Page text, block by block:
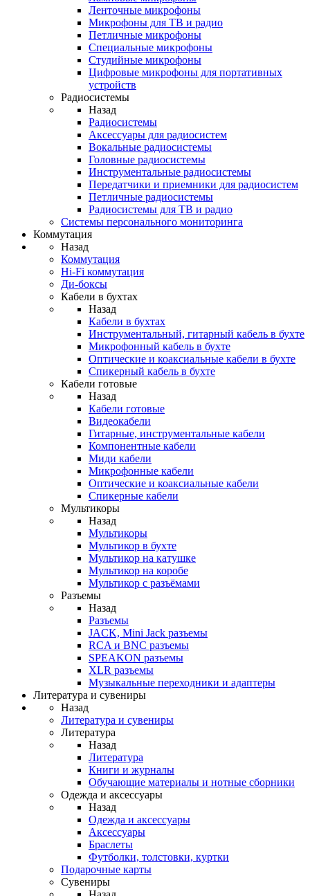
Ленточные микрофоны
Микрофоны для ТВ и радио
Петличные микрофоны
Специальные микрофоны
Студийные микрофоны
Цифровые микрофоны для портативных
устройств
Радиосистемы
Назад
Радиосистемы
Аксессуары для радиосистем
Вокальные радиосистемы
Головные радиосистемы
Инструментальные радиосистемы
Передатчики и приемники для радиосистем
Петличные радиосистемы
Радиосистемы для ТВ и радио
Системы персонального мониторинга
Коммутация
Назад
Коммутация
Hi-Fi коммутация
Ди-боксы
Кабели в бухтах
Назад
Кабели в бухтах
Инструментальный, гитарный кабель в бухте
Микрофонный кабель в бухте
Оптические и коаксиальные кабели в бухте
Спикерный кабель в бухте
Кабели готовые
Назад
Кабели готовые
Видеокабели
Гитарные, инструментальные кабели
Компонентные кабели
Миди кабели
Микрофонные кабели
Оптические и коаксиальные кабели
Спикерные кабели
Мультикоры
Назад
Мультикоры
Мультикор в бухте
Мультикор на катушке
Мультикор на коробе
Мультикор с разъёмами
Разъемы
Назад
Разъемы
JACK, Mini Jack разъемы
RCA и BNC разъемы
SPEAKON разъемы
XLR разъемы
Музыкальные переходники и адаптеры
Литература и сувениры
Назад
Литература и сувениры
Литература
Назад
Литература
Книги и журналы
Обучающие материалы и нотные сборники
Одежда и аксессуары
Назад
Одежда и аксессуары
Аксессуары
Браслеты
Футболки, толстовки, куртки
Подарочные карты
Сувениры